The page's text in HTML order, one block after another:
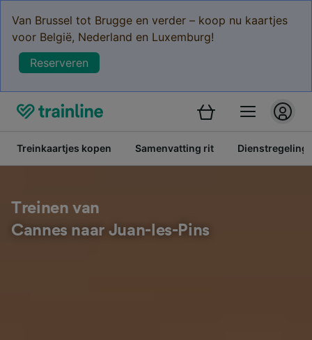
Van Brussel tot Brugge en verder – koop nu kaartjes
voor België, Nederland en Luxemburg!
Reserveren
Treinkaartjes kopen Samenvatting rit Dienstregeling
Treinen van
Cannes naar Juan-les-Pins